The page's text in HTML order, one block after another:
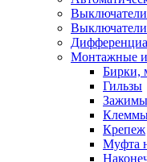
Выключатели
Монтажные
Бирки,
Гильзы
Крепеж
Муфта